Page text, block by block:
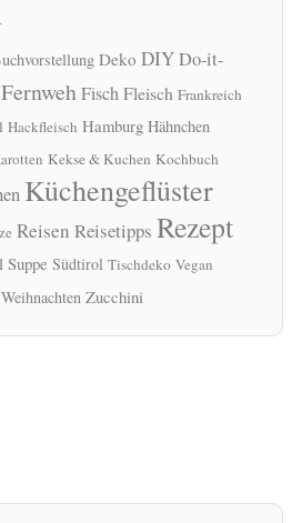
Deko DIYDo-it-
FernwehFischFleisch Frankreich
Hackfleisch Hamburg Hähnchen
Kekse & Kuchen Kochbuch
Küchengeflüster
Reisen Reisetipps Rezept
Suppe Südtirol Tischdeko Vegan
Weihnachten Zucchini